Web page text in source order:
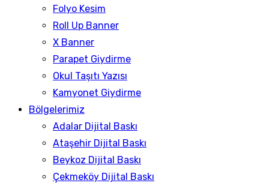
Folyo Kesim
Roll Up Banner
X Banner
Parapet Giydirme
Okul Taşıtı Yazısı
Kamyonet Giydirme
Bölgelerimiz
Adalar Dijital Baskı
Ataşehir Dijital Baskı
Beykoz Dijital Baskı
Çekmeköy Dijital Baskı